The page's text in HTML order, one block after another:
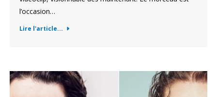
l’occasion…
Lire l'article...